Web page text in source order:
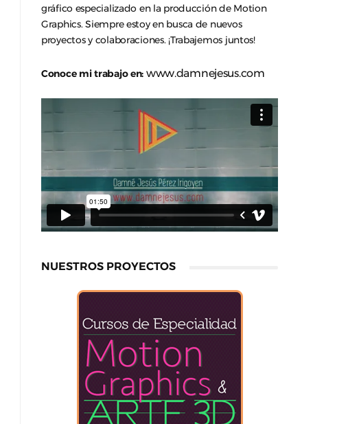
gráfico especializado en la producción de Motion
Graphics. Siempre estoy en busca de nuevos
proyectos y colaboraciones. ¡Trabajemos juntos!
Conoce mi trabajo en: www.damnejesus.com
NUESTROS PROYECTOS